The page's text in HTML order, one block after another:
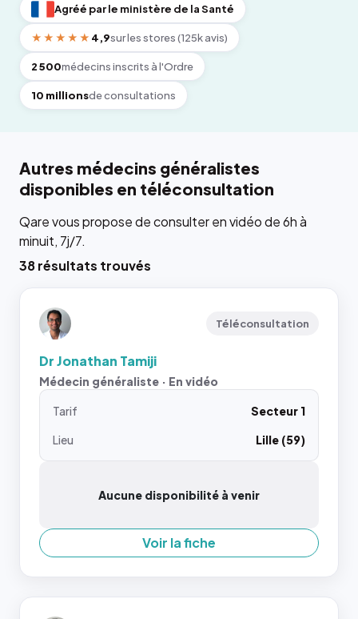
Agréé par le ministère de la Santé
★★★★★ 4,9sur les stores (125k avis)
2 500médecins inscrits à l'Ordre
10 millionsde consultations
Autres médecins généralistes
disponibles en téléconsultation
Qare vous propose de consulter en vidéo de 6h à
minuit, 7j/7.
38 résultats trouvés
Téléconsultation
Dr Jonathan Tamiji
Médecin généraliste · En vidéo
Tarif
Secteur 1
Lieu
Lille (59)
Aucune disponibilité à venir
Voir la fiche